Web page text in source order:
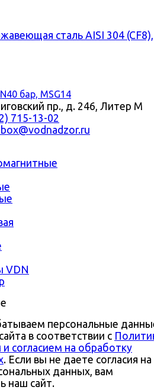
сталь AISI 304 (CF8),
пр., д. 246, Литер М
715-13-02
VDN
персональные
в соответствии с
согласием на обработку
. Если вы не даете согласия на
данных, вам
наш сайт.